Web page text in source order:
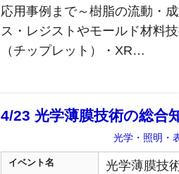
応用事例まで～樹脂の流動・
ス・レジストやモールド材料
（チップレット）・XR…
4/23 光学薄膜技術の総合
光学・照明・
イベント名 光学薄膜技